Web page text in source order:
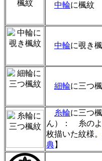
中輪に楓紋
中輪に覗き
細輪に三つ
糸輪に三つ
ん）： 糸のよ
枚描いた紋様。
典】